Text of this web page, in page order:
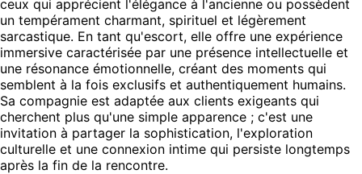
ceux qui apprécient l'élégance à l'ancienne ou possèdent
un tempérament charmant, spirituel et légèrement
sarcastique. En tant qu'escort, elle offre une expérience
immersive caractérisée par une présence intellectuelle et
une résonance émotionnelle, créant des moments qui
semblent à la fois exclusifs et authentiquement humains.
Sa compagnie est adaptée aux clients exigeants qui
cherchent plus qu'une simple apparence ; c'est une
invitation à partager la sophistication, l'exploration
culturelle et une connexion intime qui persiste longtemps
après la fin de la rencontre.